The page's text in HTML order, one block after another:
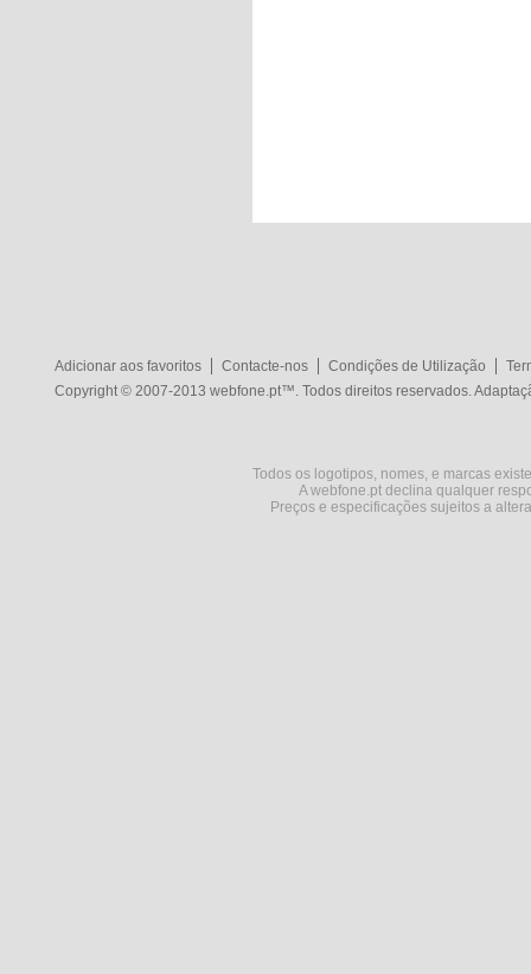
Adicionar aos favoritos Contacte-nos Condições de Utilização
Copyright © 2007-2013 webfone.pt™. Todos direitos reservados.
Todos os logotipos, nomes, e marcas
A webfone.pt declina qualquer
Preços e especificações sujeitos a